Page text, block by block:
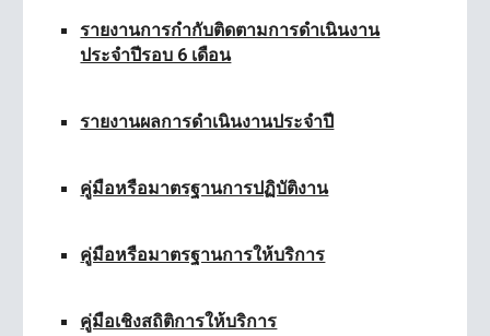
รายงานการกำกับติดตามการดำเนินงาน
ประจำปีรอบ 6 เดือน
รายงานผลการดำเนินงานประจำปี
คู่มือหรือมาตรฐานการปฏิบัติงาน
คู่มือหรือมาตรฐานการให้บริการ
คู่มือเชิงสถิติการให้บริการ